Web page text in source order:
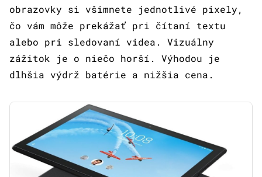
obrazovky si všimnete jednotlivé pixely,
čo vám môže prekážať pri čítaní textu
alebo pri sledovaní videa. Vizuálny
zážitok je o niečo horší. Výhodou je
dlhšia výdrž batérie a nižšia cena.